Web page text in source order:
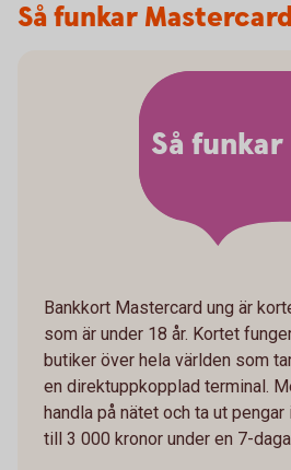
Så funkar
Så
Bankkort Mastercard ung är
som är under 18 år. Kortet
butiker över hela världen som
en direktuppkopplad terminal.
handla på nätet och ta ut
till 3 000 kronor under en 7-